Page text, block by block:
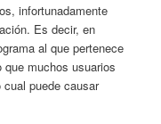
infortunadamente
Es decir, en
al que pertenece
muchos usuarios
puede causar